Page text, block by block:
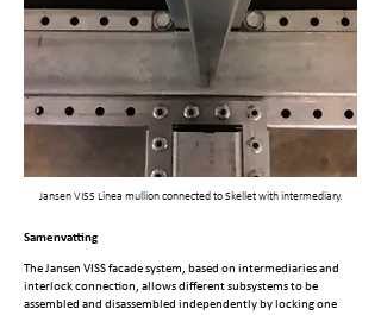
Jansen VISS Linea mullion connected to Skellet with intermediary.
Samenvatting
The Jansen VISS facade system, based on intermediaries and
interlock connection, allows different subsystems to be
assembled and disassembled independently by locking one